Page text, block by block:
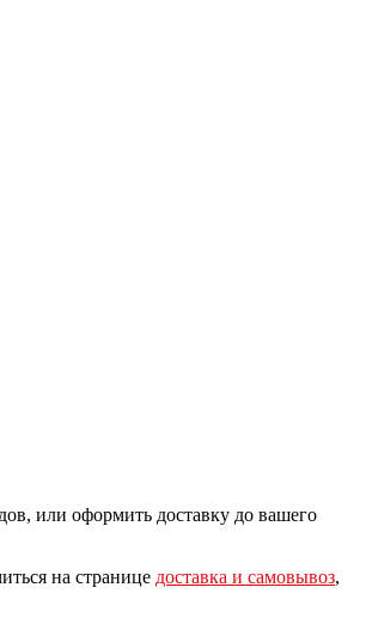
или оформить доставку до вашего
на странице доставка и самовывоз,